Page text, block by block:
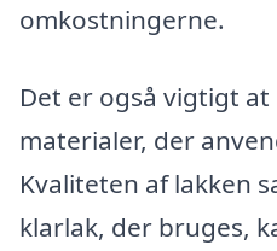
omkostningerne.
Det er også vigtigt at
materialer, der
Kvaliteten af lakken
klarlak, der bruges,